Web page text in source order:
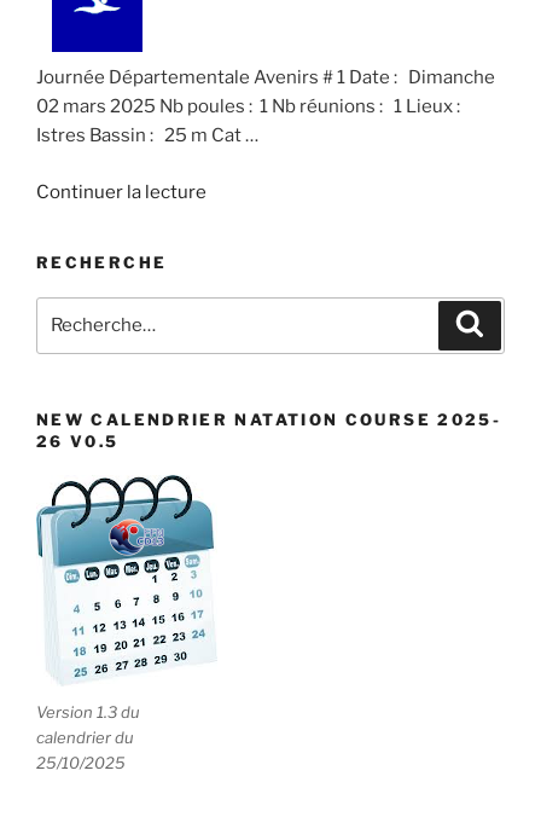
Journée Départementale Avenirs # 1 Date : Dimanche
02 mars 2025 Nb poules : 1 Nb réunions : 1 Lieux :
Istres Bassin : 25 m Cat …
Continuer la lecture
RECHERCHE
pour
NEW CALENDRIER NATATION COURSE 2025-
26 V0.5
Version 1.3 du
calendrier du
25/10/2025